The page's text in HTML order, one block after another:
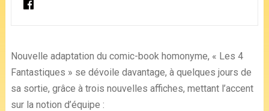
Nouvelle adaptation du comic-book homonyme, « Les 4
Fantastiques » se dévoile davantage, à quelques jours de
sa sortie, grâce à trois nouvelles affiches, mettant l’accent
sur la notion d’équipe :